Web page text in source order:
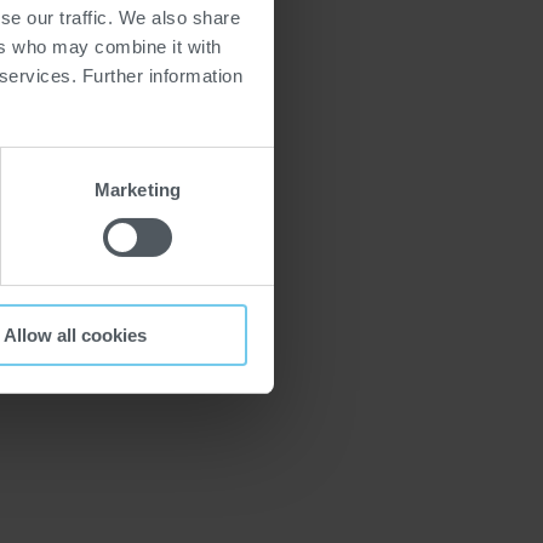
our traffic. We also share
who may combine it with
Further information
Marketing
Allow all cookies